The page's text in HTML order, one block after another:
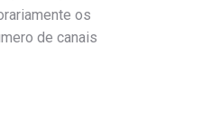
os
de canais